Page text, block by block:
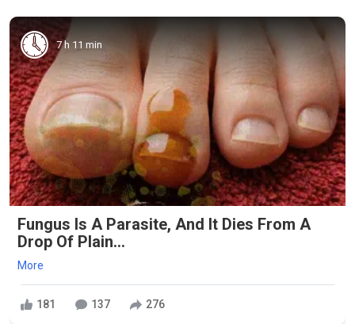
7 h 11 min
Fungus Is A Parasite, And It Dies From A
Drop Of Plain...
More
181 137 276